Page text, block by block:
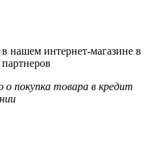
нашем интернет-магазине в
покупка товара в кредит